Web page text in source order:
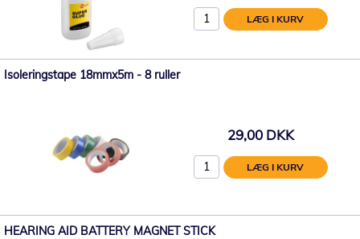
LÆG I KURV
Isoleringstape 18mmx5m - 8 ruller
29,00 DKK
LÆG I KURV
HEARING AID BATTERY MAGNET STICK